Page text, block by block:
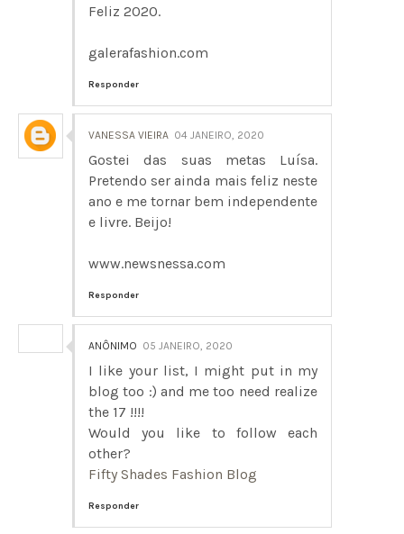
Feliz 2020.
galerafashion.com
Responder
VANESSA VIEIRA 04 JANEIRO, 2020
Gostei das suas metas Luísa.
Pretendo ser ainda mais feliz neste
ano e me tornar bem independente
e livre. Beijo!
www.newsnessa.com
Responder
ANÔNIMO 05 JANEIRO, 2020
I like your list, I might put in my
blog too :) and me too need realize
the 17 !!!!
Would you like to follow each
other?
Fifty Shades Fashion Blog
Responder